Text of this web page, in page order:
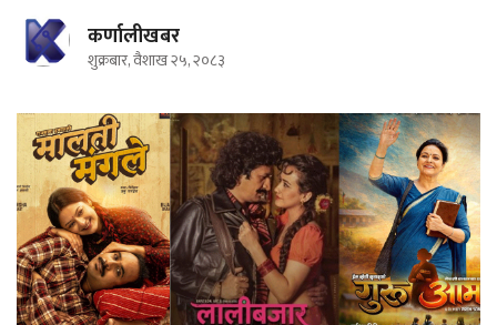
कर्णालीखबर
शुक्रबार, वैशाख २५, २०८३